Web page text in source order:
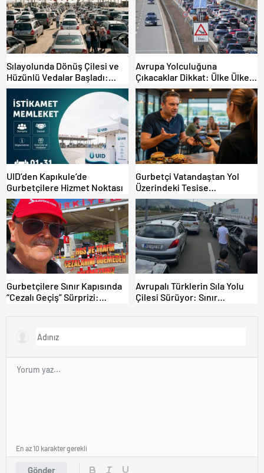
Sılayolunda Dönüş Çilesi ve
Hüzünlü Vedalar Başladı:
Kapıkule’de Yoğunluk Artıyor!
Avrupa Yolculuğuna
Çıkacaklar Dikkat: Ülke Ülke
Güncel Trafik Kuralları,
Avrupa Otoyol Hız Limitleri
UID’den Kapıkule’de
Gurbetçilere Hizmet Noktası
Gurbetçi Vatandaştan Yol
Üzerindeki Tesise
Dolandırıcılık İddiası:
“Hesabınızı Mutlaka Kontrol
Edin”
Gurbetçilere Sınır Kapısında
“Cezalı Geçiş” Sürprizi:
Avrupalı Türklerin Sıla Yolu
Çilesi Sürüyor: Sınır
Gönder
En az 10 karakter gerekli